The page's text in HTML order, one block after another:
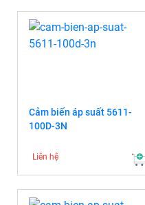
Cảm biến áp suất 5611-
100D-3N
Liên hệ